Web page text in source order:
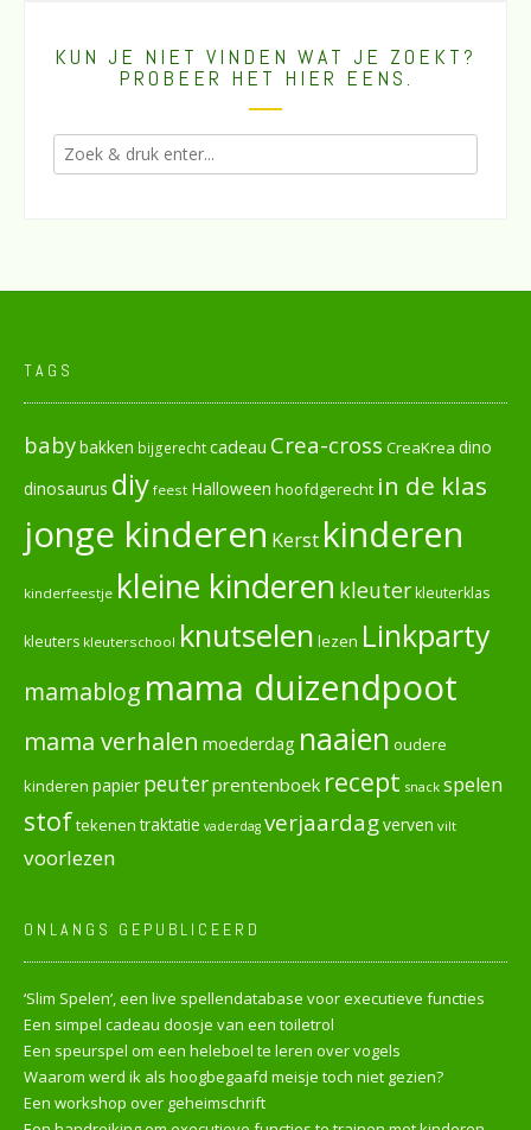
KUN JE NIET VINDEN WAT JE ZOEKT?
PROBEER HET HIER EENS.
TAGS
babybakken bijgerechtcadeau Crea-cross CreaKrea dino
dinosaurus diy feest Halloween hoofdgerecht in de klas
jonge kinderen Kerst kinderen
kinderfeestje kleine kinderen kleuterkleuterklas
kleuters kleuterschool knutselen lezen Linkparty
mamablog mama duizendpoot
mama verhalen moederdag naaien oudere
kinderen papier peuterprentenboek recept snack spelen
stoftekenen traktatie vaderdag verjaardagverven vilt
voorlezen
ONLANGS GEPUBLICEERD
‘Slim Spelen’, een live spellendatabase voor executieve functies
Een simpel cadeau doosje van een toiletrol
Een speurspel om een heleboel te leren over vogels
Waarom werd ik als hoogbegaafd meisje toch niet gezien?
Een workshop over geheimschrift